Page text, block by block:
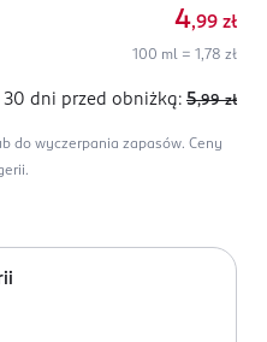
4,99 zł
100 ml = 1,78 zł
30 dni przed obniżką: 5,99 zł
do wyczerpania zapasów. Ceny